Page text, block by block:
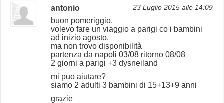
antonio 23 Luglio 2015 alle 14:09
buon pomeriggio,
volevo fare un viaggio a parigi co i bambini
ad inizio agosto.
ma non trovo disponibilità
partenza da napoli 03/08 ritorno 08/08
2 giorni a parigi +3 dysneiland
mi puo aiutare?
siamo 2 adulti 3 bambini di 15+13+9 anni
grazie